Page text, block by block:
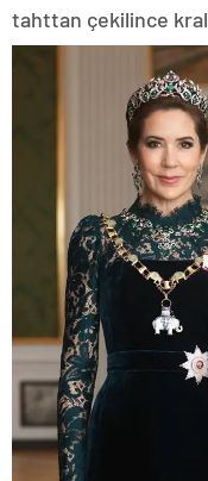
tahttan çekilince